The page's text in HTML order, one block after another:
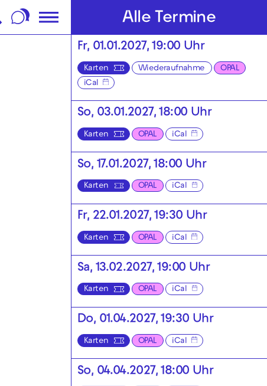
Footer springenAlle Termine
Fr, 01.01.2027, 19:00 Uhr
Karten Wiederaufnahme
OPAL
iCal
So, 03.01.2027, 18:00 Uhr
Karten OPAL iCal
So, 17.01.2027, 18:00 Uhr
Karten OPAL iCal
Fr, 22.01.2027, 19:30 Uhr
Karten OPAL iCal
Sa, 13.02.2027, 19:00 Uhr
Karten OPAL iCal
Do, 01.04.2027, 19:30 Uhr
Karten OPAL iCal
So, 04.04.2027, 18:00 Uhr